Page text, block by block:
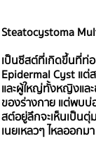
Steatocystoma
เป็นซีสต์ที่เกิดขึ้นที่ท่
Epidermal Cyst แต่
และผู้ใหญ่ทั้งหญิงแล
ของร่างกาย แต่พบบ่
สต์อยู่ลึกจะเห็นเป็น
เนยเหลวๆ ไหลออก